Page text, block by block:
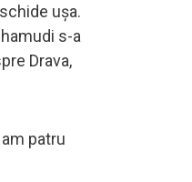
ușa.
s-a
Drava,
patru